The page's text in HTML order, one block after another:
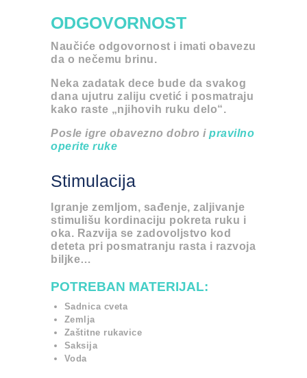
ODGOVORNOST
Naučiće odgovornost i imati obavezu
da o nečemu brinu.
Neka zadatak dece bude da svakog
dana ujutru zaliju cvetić i posmatraju
kako raste „njihovih ruku delo“.
Posle igre obavezno dobro i pravilno
operite ruke
Stimulacija
Igranje zemljom, sađenje, zaljivanje
stimulišu kordinaciju pokreta ruku i
oka. Razvija se zadovoljstvo kod
deteta pri posmatranju rasta i razvoja
biljke…
POTREBAN MATERIJAL:
Sadnica cveta
Zemlja
Zaštitne rukavice
Saksija
Voda